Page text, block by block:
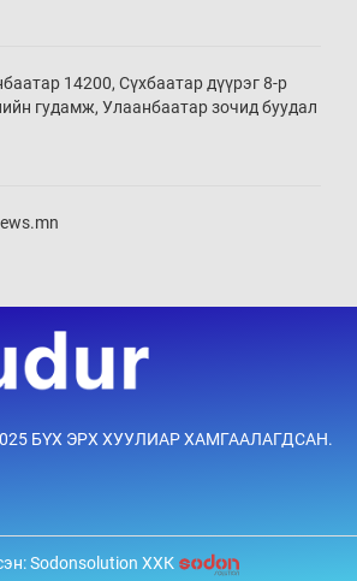
13 цаг 30 мин
13 цаг 00 мин
12 цаг 30 мин
буй гэв
12 цаг 00 мин
усан цогцолбор”-ын ТЭЗҮ-ийг
компанид хариуцуулжээ
14200, Сүхбаатар дүүрэг 8-р
гудамж, Улаанбаатар зочид буудал
БҮХ ЭРХ ХУУЛИАР ХАМГААЛАГДСАН.
Sodonsolution ХХК